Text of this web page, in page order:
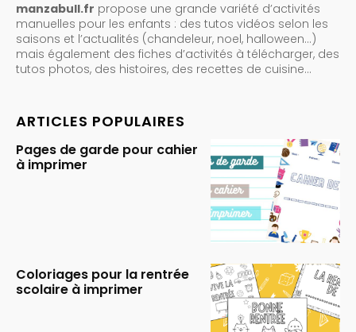
manzabull.fr propose une grande variété d’activités
manuelles pour les enfants : des tutos vidéos selon les
saisons et l’actualités (chandeleur, noel, halloween…)
mais également des fiches d’activités à télécharger, des
tutos photos, des histoires, des recettes de cuisine…
ARTICLES POPULAIRES
Pages de garde pour cahier
à imprimer
Coloriages pour la rentrée
scolaire à imprimer